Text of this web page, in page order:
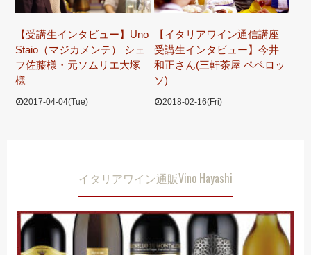
【受講生インタビュー】Uno
Staio（マジカメンテ） シェ
フ佐藤様・元ソムリエ大塚
様
2017-04-04(Tue)
【イタリアワイン通信講座
受講生インタビュー】今井
和正さん(三軒茶屋 ペペロッ
ソ)
2018-02-16(Fri)
イタリアワイン通販Vino Hayashi